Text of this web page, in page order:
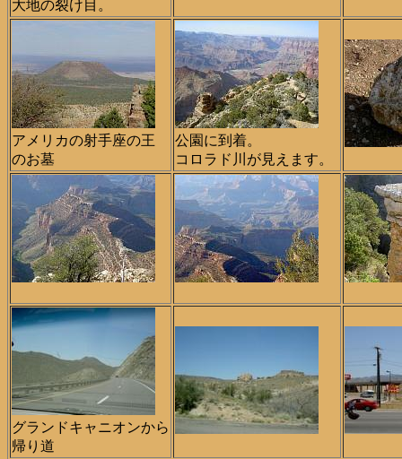
大地の裂け目。
アメリカの射手座の王
のお墓
公園に到着。
コロラド川が見えます。
グランドキャニオンから
帰り道